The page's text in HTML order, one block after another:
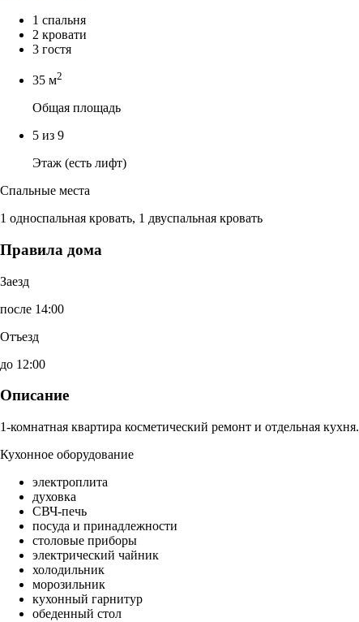
1 спальня
2 кровати
3 гостя
35 м2
Общая площадь
5 из 9
Этаж (есть лифт)
Спальные места
1 односпальная кровать, 1 двуспальная кровать
Правила дома
Заезд
после 14:00
Отъезд
до 12:00
Описание
1-комнатная квартира косметический ремонт и отдельная кухня.
Кухонное оборудование
электроплита
духовка
СВЧ-печь
посуда и принадлежности
столовые приборы
электрический чайник
холодильник
морозильник
кухонный гарнитур
обеденный стол